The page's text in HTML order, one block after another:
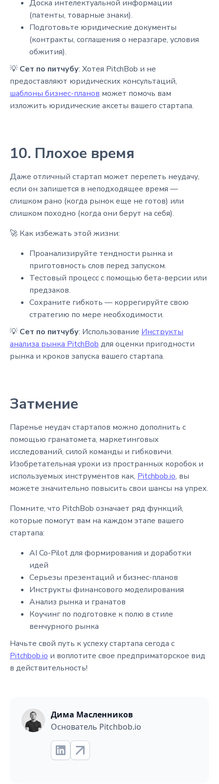
Доска интелектуальной информации
(патенты, товарные знаки).
Подготовьте юридические документы
(контракты, соглашения о неразгаре, условия
обжития).
💡 Сет по питчубу: Хотея PitchBob и не
предоставляют юридических консультаций,
шаблоны бизнес-планов может помочь вам
изложить юридические аксеты вашего стартапа.
10. Плохое время
Даже отличный стартап может перепеть неудачу,
если он запишется в неподходящее время —
слишком рано (когда рынок еще не готов) или
слишком походно (когда они берут на себя).
🚀 Как избежать этой жизни:
Проанализируйте тендности рынка и
приготовность слов перед запуском.
Тестовый процесс с помощью бета-версии или
предзаков.
Сохраните гибкоть — коррегируйте свою
стратегию по мере необходимости.
💡 Сет по питчубу: Использование Инструкты
анализа рынка PitchBob для оценки пригодности
рынка и кроков запуска вашего стартапа.
Затмение
Паренье неудач стартапов можно дополнить с
помощью гранатомета, маркетинговых
исследований, силой команды и гибковичи.
Изобретательная уроки из пространных коробок и
используемых инструментов как, Pitchbob.io, вы
можете значительно повысить свои шансы на упрех.
Помните, что PitchBob означает ряд функций,
которые помогут вам на каждом этапе вашего
стартапа:
AI Co-Pilot для формирования и доработки
идей
Серьезы презентаций и бизнес-планов
Инструкты финансового моделирования
Анализ рынка и гранатов
Коучинг по подготовке к полю в стиле
венчурного рынка
Начьте свой путь к успеху стартапа сегода с
Pitchbob.io и воплотите свое предприматорское вид
в действительность!
Дима Масленников
Основатель Pitchbob.io